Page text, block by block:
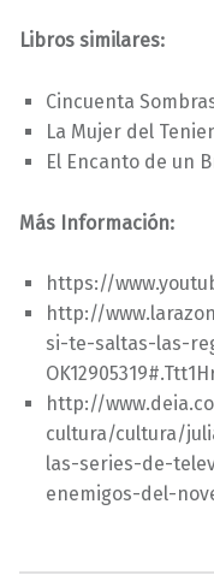
Libros similares:
Cincuenta
La Mujer del
El Encanto de un
Más Información:
https://
http://
si-te-saltas-las-
http://
cultura/cultura/
las-series-de-
enemigos-del-